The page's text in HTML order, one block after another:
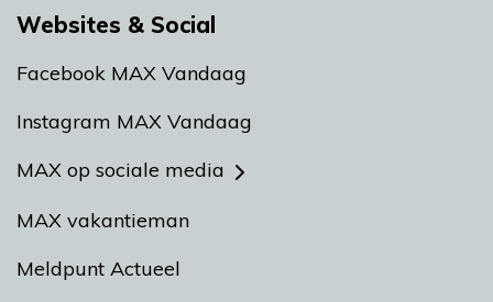
Websites & Social
Facebook MAX Vandaag
Instagram MAX Vandaag
MAX op sociale media
MAX vakantieman
Meldpunt Actueel